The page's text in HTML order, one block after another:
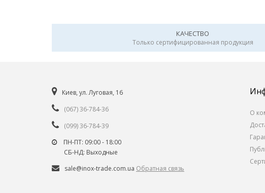
КАЧЕСТВО
Только сертифицированная продукция
Киев, ул. Луговая, 16
(067) 36-784-36
(099) 36-784-39
ПН-ПТ: 09:00 - 18:00
СБ-НД: Выходные
sale@inox-trade.com.ua Обратная связь
О